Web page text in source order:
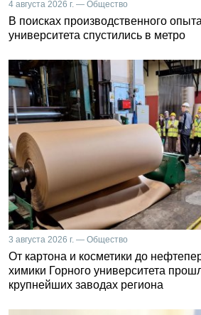
4 августа 2026 г. — Общество
В поисках производственного
университета спустились в метро
3 августа 2026 г. — Общество
От картона и косметики до
химики Горного университета
крупнейших заводах региона